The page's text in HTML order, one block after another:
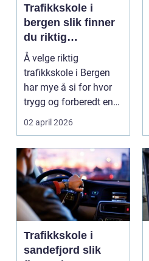
Trafikkskole i
bergen slik finner
du riktig
opplæring til
førerkortet
Å velge riktig
trafikkskole i Bergen
har mye å si for hvor
trygg og forberedt en
elev føler seg når ...
02 april 2026
Trafikkskole i
sandefjord slik